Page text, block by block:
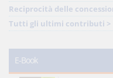
Reciprocità delle
Tutti gli ultimi contributi >
E-Book